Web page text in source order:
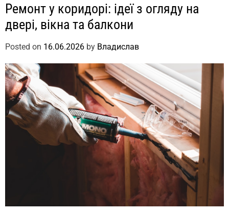
Ремонт у коридорі: ідеї з огляду на
двері, вікна та балкони
Posted on 16.06.2026 by Владислав